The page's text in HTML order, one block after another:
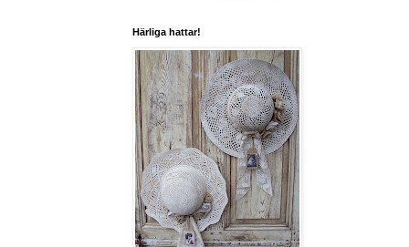
Härliga hattar!